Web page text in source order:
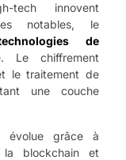
tech innovent
notables, le
de
chiffrement
le traitement de
une couche
évolue grâce à
la blockchain et